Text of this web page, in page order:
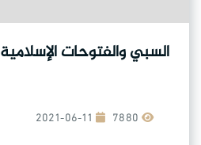
السبي والفتوحات الإسلامية
2021-06-11